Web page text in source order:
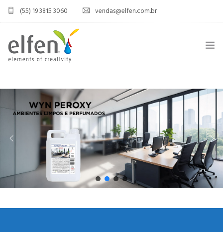
(55) 19 3815 3060 vendas@elfen.com.br
QUEM SOMOS
JOINT VENTURE
ÁREA DO DISTRIBUIDOR
PRODUTOS